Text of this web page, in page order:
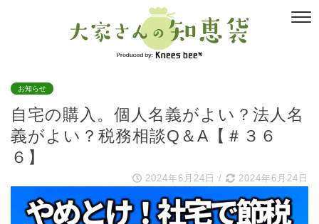
お知らせ
自宅の購入。個人名義がよい？法人名
義がよい？税務相談Q＆A【＃３６
６】
2024年6月24日 / 2024年6月24日